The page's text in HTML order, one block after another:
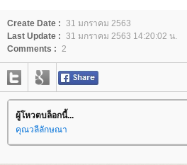
Create Date : 31 มกราคม 2563
Last Update : 31 มกราคม 2563 14:20:02 น.
Comments : 2
ผู้โหวตบล็อกนี้...
คุณวลีลักษณา